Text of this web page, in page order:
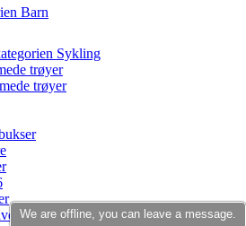
trøyer
We are offline, you can leave a message.